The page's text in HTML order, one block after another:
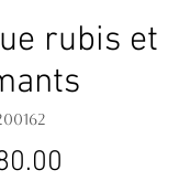
rubis et